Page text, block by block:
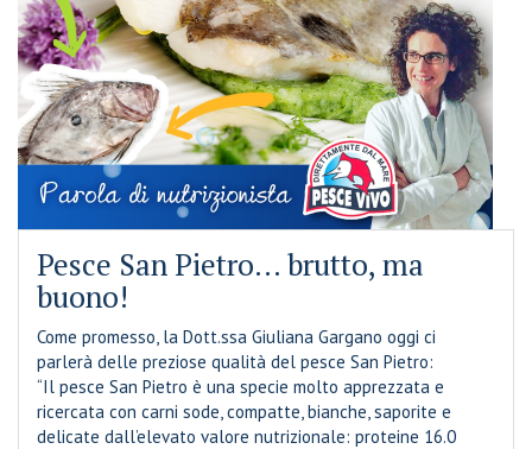
Pesce San Pietro… brutto, ma
buono!
Come promesso, la Dott.ssa Giuliana Gargano oggi ci
parlerà delle preziose qualità del pesce San Pietro:
“Il pesce San Pietro è una specie molto apprezzata e
ricercata con carni sode, compatte, bianche, saporite e
delicate dall’elevato valore nutrizionale: proteine 16.0